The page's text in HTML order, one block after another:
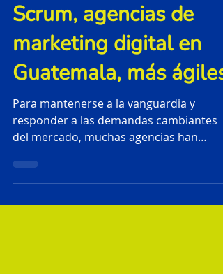
1 abr 2025
HERRAMIENTAS TECONOLÓGICAS
Scrum, agencias de
marketing digital en
Guatemala, más ágiles
Para mantenerse a la vanguardia y
responder a las demandas cambiantes
Scrum. ¿Por qué? Porque Scrum permite